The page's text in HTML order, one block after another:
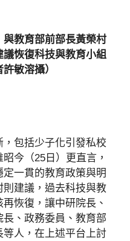
教育部前部長黃榮村
議恢復科技與教育小組
敏溶攝）
包括少子化引發私校
今（25日）更直言，
一貫的教育政策與明
建議，過去科技與教
恢復，讓中研院長、
、政務委員、教育部
人，在上述平台上討